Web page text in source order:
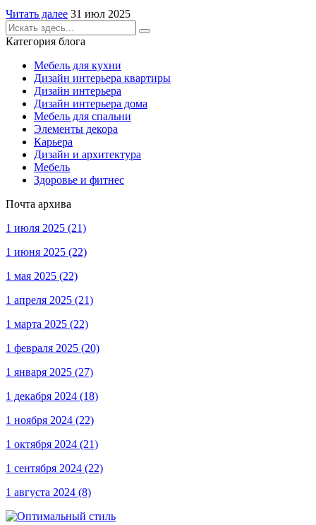
Читать далее 31 июл 2025
Категория блога
Мебель для кухни
Дизайн интерьера квартиры
Дизайн интерьера
Дизайн интерьера дома
Мебель для спальни
Элементы декора
Карьера
Дизайн и архитектура
Мебель
Здоровье и фитнес
Почта архива
1 июля 2025 (21)
1 июня 2025 (22)
1 мая 2025 (22)
1 апреля 2025 (21)
1 марта 2025 (22)
1 февраля 2025 (20)
1 января 2025 (27)
1 декабря 2024 (18)
1 ноября 2024 (22)
1 октября 2024 (21)
1 сентября 2024 (22)
1 августа 2024 (8)